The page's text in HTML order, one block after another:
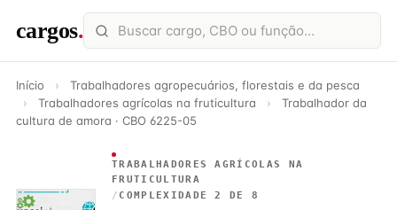
cargos.
Início ›
Trabalhadores agropecuários, florestais e da pesca
›
Trabalhadores agrícolas na fruticultura ›
Trabalhador da
cultura de amora · CBO 6225-05
TRABALHADORES AGRÍCOLAS NA
FRUTICULTURA
/ COMPLEXIDADE 2 DE 8